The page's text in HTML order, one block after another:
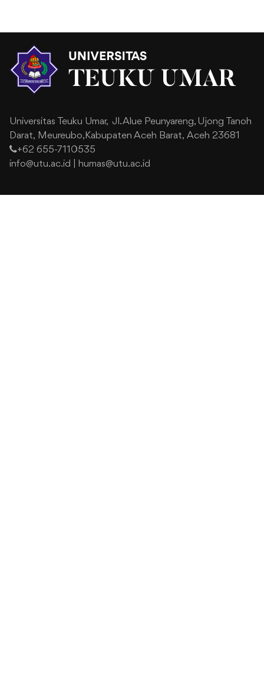
Universitas Teuku Umar, Jl. Alue Peunyareng, Ujong Tanoh
Darat, Meureubo,Kabupaten Aceh Barat, Aceh 23681
+62 655-7110535
info@utu.ac.id
humas@utu.ac.id